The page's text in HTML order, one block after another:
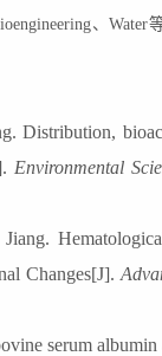
、
. Distribution,b
Environmental
Changes[J].
serum albumin